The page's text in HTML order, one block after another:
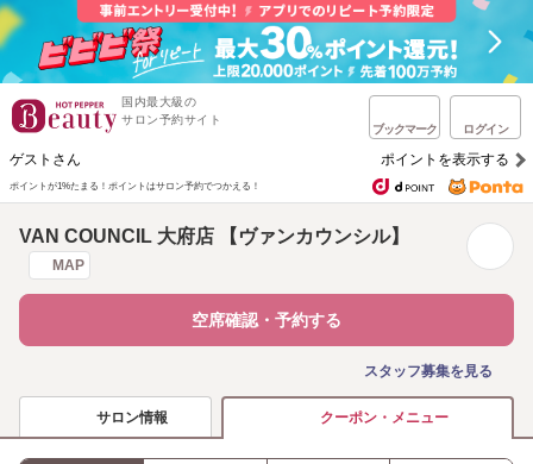
国内最大級の
サロン予約サイト
ブックマーク ログイン
ゲストさん ポイントを表示する
ポイントが1%たまる！ ポイントはサロン予約でつかえる！
VAN COUNCIL 大府店 【ヴァンカウンシル】
MAP
空席確認・予約する
スタッフ募集を見る
サロン情報 クーポン・メニュー